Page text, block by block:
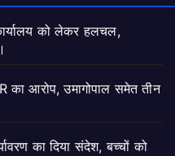
को लेकर हलचल,
का आरोप, उमागोपाल समेत तीन
का दिया संदेश, बच्चों को